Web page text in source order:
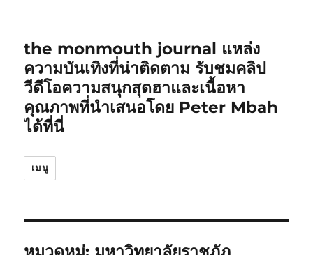
the monmouth journal แหล่ง
ความบันเทิงที่น่าติดตาม รับชมคลิป
วีดีโอความสนุกสุดฮาและเนื้อหา
คุณภาพที่นำเสนอโดย Peter Mbah
ได้ที่นี่
เมนู